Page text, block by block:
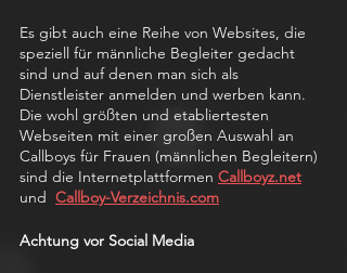
Es gibt auch eine Reihe von Websites, die
speziell für männliche Begleiter gedacht
sind und auf denen man sich als
Dienstleister anmelden und werben kann.
Die wohl größten und etabliertesten
Webseiten mit einer großen Auswahl an
Callboys für Frauen (männlichen Begleitern)
sind die Internetplattformen Callboyz.net
und Callboy-Verzeichnis.com
Achtung vor Social Media